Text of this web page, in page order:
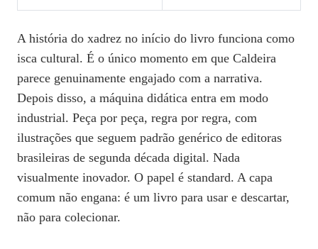
A história do xadrez no início do livro funciona como
isca cultural. É o único momento em que Caldeira
parece genuinamente engajado com a narrativa.
Depois disso, a máquina didática entra em modo
industrial. Peça por peça, regra por regra, com
ilustrações que seguem padrão genérico de editoras
brasileiras de segunda década digital. Nada
visualmente inovador. O papel é standard. A capa
comum não engana: é um livro para usar e descartar,
não para colecionar.